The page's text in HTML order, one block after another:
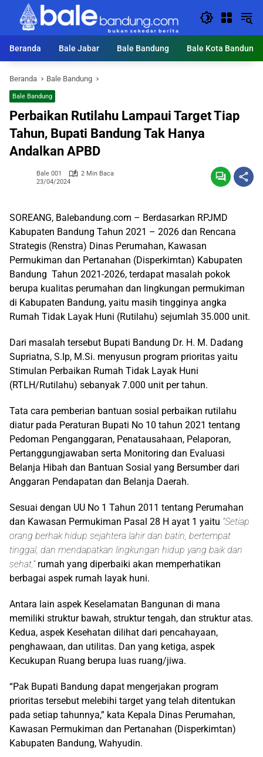
Langsung
konten
Beranda
Bale Jabar Bale Bandung Bale Kota Bandung
Beranda Bale Bandung
Bale Bandung
Perbaikan Rutilahu Lampaui Target Tiap
Tahun, Bupati Bandung Tak Hanya
Andalkan APBD
Bale 001
2 Min Baca
23/04/2024
SOREANG, Balebandung.com – Berdasarkan RPJMD
Kabupaten Bandung Tahun 2021 – 2026 dan Rencana
Strategis (Renstra) Dinas Perumahan, Kawasan
Permukiman dan Pertanahan (Disperkimtan) Kabupaten
Bandung Tahun 2021-2026, terdapat masalah pokok
berupa kualitas perumahan dan lingkungan permukiman
di Kabupaten Bandung, yaitu masih tingginya angka
Rumah Tidak Layak Huni (Rutilahu) sejumlah 35.000 unit.
Dari masalah tersebut Bupati Bandung Dr. H. M. Dadang
Supriatna, S.Ip, M.Si. menyusun program prioritas yaitu
Stimulan Perbaikan Rumah Tidak Layak Huni
(RTLH/Rutilahu) sebanyak 7.000 unit per tahun.
Tata cara pemberian bantuan sosial perbaikan rutilahu
diatur pada Peraturan Bupati No 10 tahun 2021 tentang
Pedoman Penganggaran, Penatausahaan, Pelaporan,
Pertanggungjawaban serta Monitoring dan Evaluasi
Belanja Hibah dan Bantuan Sosial yang Bersumber dari
Anggaran Pendapatan dan Belanja Daerah.
Sesuai dengan UU No 1 Tahun 2011 tentang Perumahan
dan Kawasan Permukiman Pasal 28 H ayat 1 yaitu “Setiap
orang berhak hidup sejahtera lahir dan batin, bertempat
tinggal, dan mendapatkan lingkungan hidup yang baik dan
sehat,” rumah yang diperbaiki akan memperhatikan
berbagai aspek rumah layak huni.
Antara lain aspek Keselamatan Bangunan di mana
memiliki struktur bawah, struktur tengah, dan struktur atas.
Kedua, aspek Kesehatan dilihat dari pencahayaan,
penghawaan, dan utilitas. Dan yang ketiga, aspek
Kecukupan Ruang berupa luas ruang/jiwa.
“Pak Bupati Bandung dapat mengerjakan program
prioritas tersebut melebihi target yang telah ditentukan
pada setiap tahunnya,” kata Kepala Dinas Perumahan,
Kawasan Permukiman dan Pertanahan (Disperkimtan)
Kabupaten Bandung, Wahyudin.